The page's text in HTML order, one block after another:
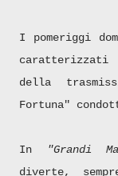
I pomeriggi
della
Fortuna"
In "Grandi
diverte,